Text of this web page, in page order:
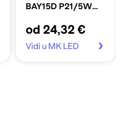
BAY15D P21/5W
12V/24V
od 24,32 €
Vidi u MK LED